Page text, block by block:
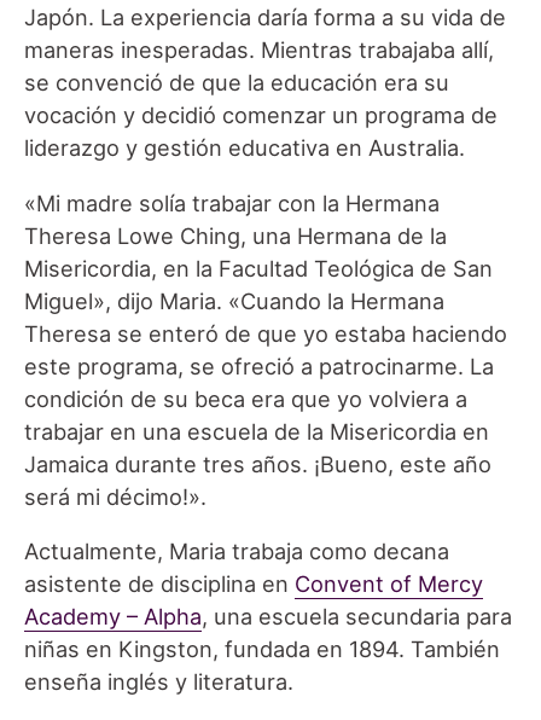
Japón. La experiencia daría forma a su vida de
maneras inesperadas. Mientras trabajaba allí,
se convenció de que la educación era su
vocación y decidió comenzar un programa de
liderazgo y gestión educativa en Australia.
«Mi madre solía trabajar con la Hermana
Theresa Lowe Ching, una Hermana de la
Misericordia, en la Facultad Teológica de San
Miguel», dijo Maria. «Cuando la Hermana
Theresa se enteró de que yo estaba haciendo
este programa, se ofreció a patrocinarme. La
condición de su beca era que yo volviera a
trabajar en una escuela de la Misericordia en
Jamaica durante tres años. ¡Bueno, este año
será mi décimo!».
Actualmente, Maria trabaja como decana
asistente de disciplina en Convent of Mercy
Academy – Alpha, una escuela secundaria para
niñas en Kingston, fundada en 1894. También
enseña inglés y literatura.